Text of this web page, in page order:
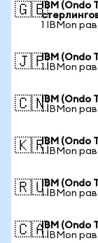
🇬🇧IBM (Ondo
1 IBMon
🇯🇵IBM (Ondo
1 IBMon
🇨🇳IBM
1 IBMon
🇰🇷IBM (Ondo
1 IBMon
🇷🇺IBM (Ondo
1 IBMon
🇨🇦IBM (Ondo
1 IBMon